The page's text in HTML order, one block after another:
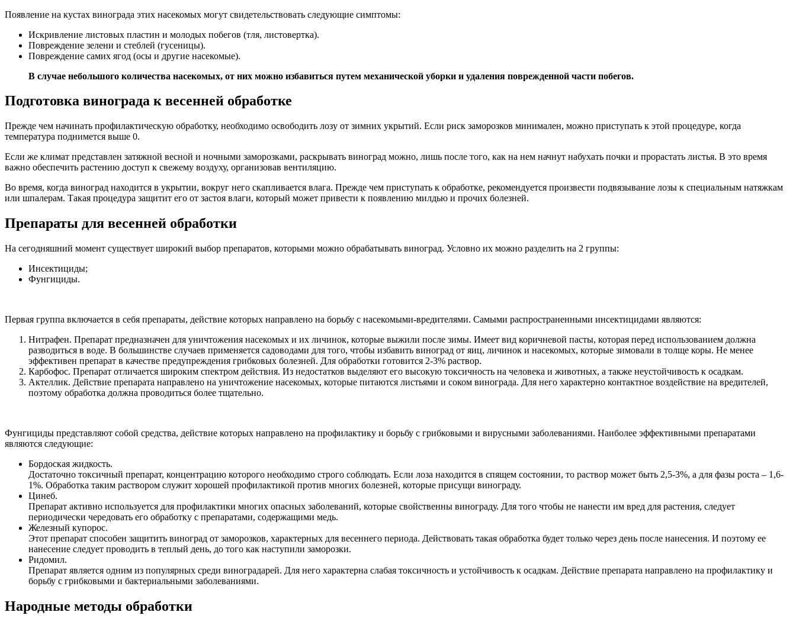
Появление на кустах винограда этих насекомых могут свидетельствовать следующие симптомы:
Искривление листовых пластин и молодых побегов (тля, листовертка).
Повреждение зелени и стеблей (гусеницы).
Повреждение самих ягод (осы и другие насекомые).
В случае небольшого количества насекомых, от них можно избавиться путем механической уборки и удаления поврежденной части побегов.
Подготовка винограда к весенней обработке
Прежде чем начинать профилактическую обработку, необходимо освободить лозу от зимних укрытий. Если риск заморозков минимален, можно приступать к этой процедуре, когда
температура поднимется выше 0.
Если же климат представлен затяжной весной и ночными заморозками, раскрывать виноград можно, лишь после того, как на нем начнут набухать почки и прорастать листья. В это время
важно обеспечить растению доступ к свежему воздуху, организовав вентиляцию.
Во время, когда виноград находится в укрытии, вокруг него скапливается влага. Прежде чем приступать к обработке, рекомендуется произвести подвязывание лозы к специальным натяжкам
или шпалерам. Такая процедура защитит его от застоя влаги, который может привести к появлению милдью и прочих болезней.
Препараты для весенней обработки
На сегодняшний момент существует широкий выбор препаратов, которыми можно обрабатывать виноград. Условно их можно разделить на 2 группы:
Инсектициды;
Фунгициды.
Первая группа включается в себя препараты, действие которых направлено на борьбу с насекомыми-вредителями. Самыми распространенными инсектицидами являются:
Нитрафен. Препарат предназначен для уничтожения насекомых и их личинок, которые выжили после зимы. Имеет вид коричневой пасты, которая перед использованием должна
разводиться в воде. В большинстве случаев применяется садоводами для того, чтобы избавить виноград от яиц, личинок и насекомых, которые зимовали в толще коры. Не менее
эффективен препарат в качестве предупреждения грибковых болезней. Для обработки готовится 2-3% раствор.
Карбофос. Препарат отличается широким спектром действия. Из недостатков выделяют его высокую токсичность на человека и животных, а также неустойчивость к осадкам.
Актеллик. Действие препарата направлено на уничтожение насекомых, которые питаются листьями и соком винограда. Для него характерно контактное воздействие на вредителей,
поэтому обработка должна проводиться более тщательно.
Фунгициды представляют собой средства, действие которых направлено на профилактику и борьбу с грибковыми и вирусными заболеваниями. Наиболее эффективными препаратами
являются следующие:
Бордоская жидкость.
Достаточно токсичный препарат, концентрацию которого необходимо строго соблюдать. Если лоза находится в спящем состоянии, то раствор может быть 2,5-3%, а для фазы роста – 1,6-
1%. Обработка таким раствором служит хорошей профилактикой против многих болезней, которые присущи винограду.
Цинеб.
Препарат активно используется для профилактики многих опасных заболеваний, которые свойственны винограду. Для того чтобы не нанести им вред для растения, следует
периодически чередовать его обработку с препаратами, содержащими медь.
Железный купорос.
Этот препарат способен защитить виноград от заморозков, характерных для весеннего периода. Действовать такая обработка будет только через день после нанесения. И поэтому ее
нанесение следует проводить в теплый день, до того как наступили заморозки.
Ридомил.
Препарат является одним из популярных среди виноградарей. Для него характерна слабая токсичность и устойчивость к осадкам. Действие препарата направлено на профилактику и
борьбу с грибковыми и бактериальными заболеваниями.
Народные методы обработки